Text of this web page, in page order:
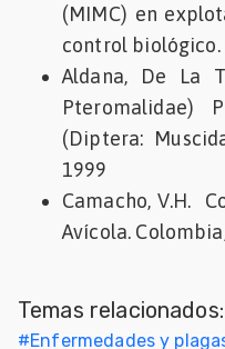
(MIMC) en
control biológico.
Aldana, De La
Pteromalidae)
(Diptera:
1999
Camacho, V.H.
Avícola.
Temas relacionados:
#Enfermedades y